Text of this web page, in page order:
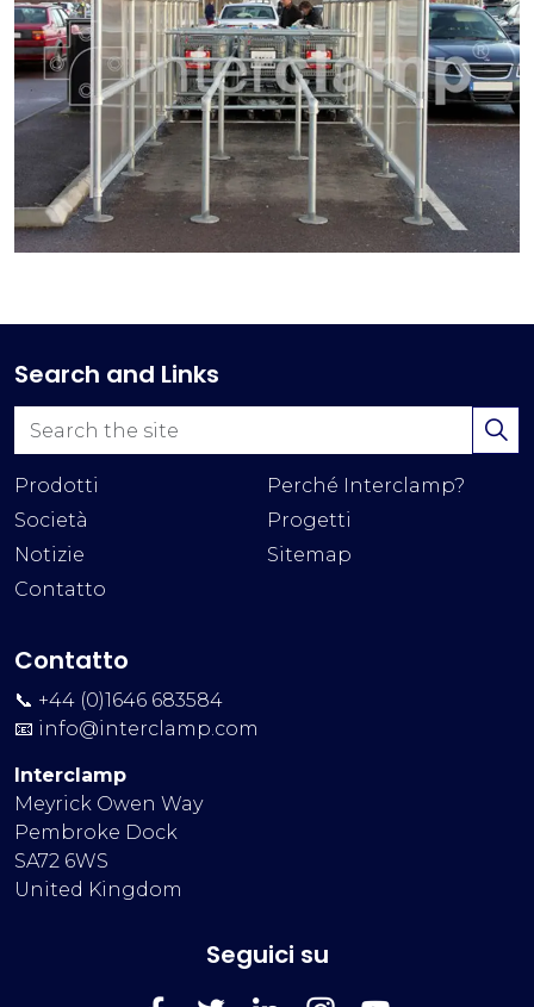
Search and Links
Prodotti
Perché Interclamp?
Società
Progetti
Notizie
Sitemap
Contatto
Contatto
📞 +44 (0)1646 683584
📧 info@interclamp.com
Interclamp
Meyrick Owen Way
Pembroke Dock
SA72 6WS
United Kingdom
Seguici su